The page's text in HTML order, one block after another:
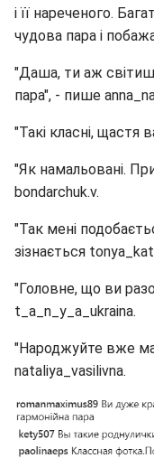
і її нареченого.
чудова пара і
"Даша, ти аж
пара", - пише
"Такі класні, щастя
"Як намальовані.
bondarchuk.v.
"Так мені
зізнається
"Головне, що ви
t_a_n_y_a_ukraina.
"Народжуйте вже
nataliya_vasilivna.